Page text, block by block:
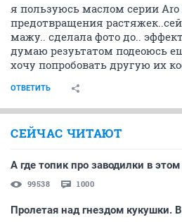
я пользуюсь маслом серии Aro
предотвращения
мажу.. сделала фото до..
думаю резуьтатом подеоюсь
хочу попробовать другую их
ОТВЕТИТЬ
СЕЙЧАС ЧИТАЮТ
А где топик про заводилки в этом
99538 1000
Пролетая над гнездом кукушки.